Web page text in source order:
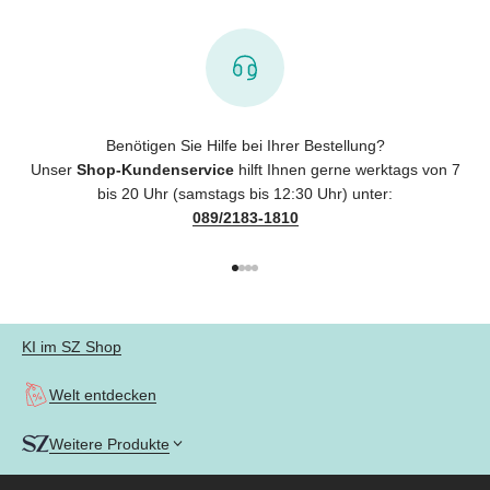
Benötigen Sie Hilfe bei Ihrer Bestellung?
Unser Shop-Kundenservicehilft Ihnen gerne werktags von 7
bis 20 Uhr (samstags bis 12:30 Uhr) unter:
089/2183-1810
KI im SZ Shop
Welt entdecken
Weitere Produkte